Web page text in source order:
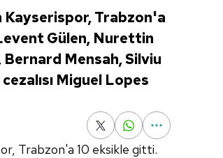
Kayserispor, Trabzon'a
Gülen, Nurettin
Mensah, Silviu
Miguel Lopes
Trabzon'a 10 eksikle gitti.